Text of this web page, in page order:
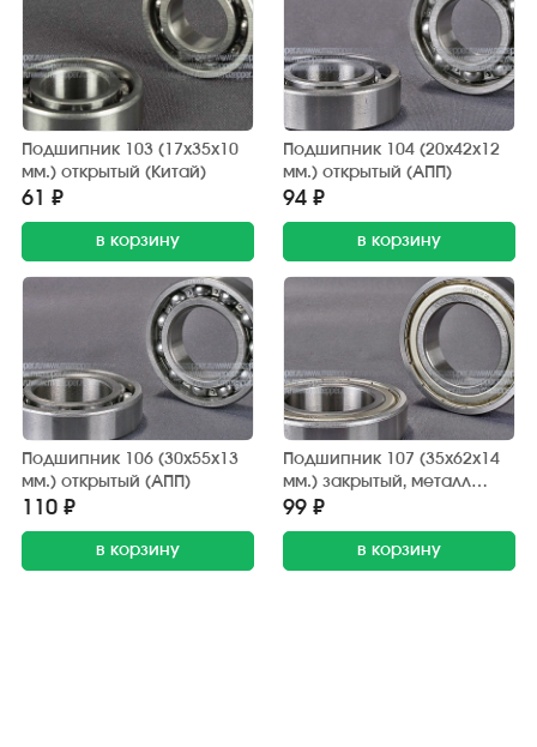
Подшипник 103 (17х35х10
мм.) открытый (Китай)
61 ₽
в корзину
Подшипник 104 (20х42х12
мм.) открытый (АПП)
94 ₽
в корзину
Подшипник 106 (30х55х13
мм.) открытый (АПП)
110 ₽
в корзину
Подшипник 107 (35х62х14
мм.) закрытый, металл
(АПП)
99 ₽
в корзину